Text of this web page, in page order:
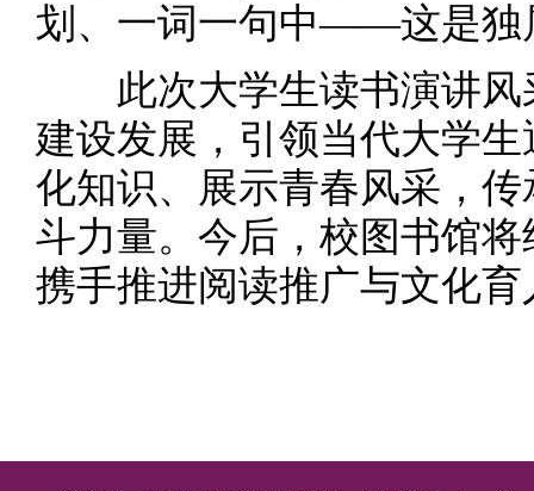
划、一词一句中——这是独
此次大学生读书演讲风
建设发展，引领当代大学
化知识、展示青春风采，
斗力量。今后，校图书馆
携手推进阅读推广与文化育